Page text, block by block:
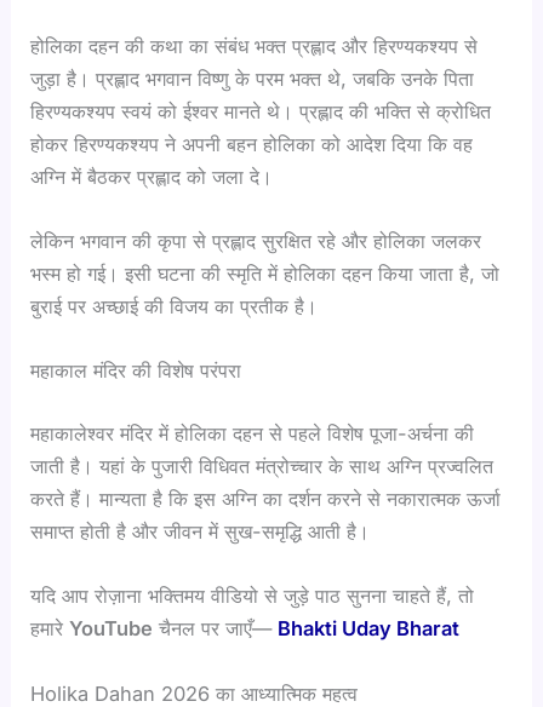
होलिका दहन की कथा का संबंध भक्त प्रह्लाद और हिरण्यकश्यप से
जुड़ा है। प्रह्लाद भगवान विष्णु के परम भक्त थे, जबकि उनके पिता
हिरण्यकश्यप स्वयं को ईश्वर मानते थे। प्रह्लाद की भक्ति से क्रोधित
होकर हिरण्यकश्यप ने अपनी बहन होलिका को आदेश दिया कि वह
अग्नि में बैठकर प्रह्लाद को जला दे।
लेकिन भगवान की कृपा से प्रह्लाद सुरक्षित रहे और होलिका जलकर
भस्म हो गई। इसी घटना की स्मृति में होलिका दहन किया जाता है, जो
बुराई पर अच्छाई की विजय का प्रतीक है।
महाकाल मंदिर की विशेष परंपरा
महाकालेश्वर मंदिर में होलिका दहन से पहले विशेष पूजा-अर्चना की
जाती है। यहां के पुजारी विधिवत मंत्रोच्चार के साथ अग्नि प्रज्वलित
करते हैं। मान्यता है कि इस अग्नि का दर्शन करने से नकारात्मक ऊर्जा
समाप्त होती है और जीवन में सुख-समृद्धि आती है।
यदि आप रोज़ाना भक्तिमय वीडियो से जुड़े पाठ सुनना चाहते हैं, तो
हमारेYouTube चैनल पर जाएँ— Bhakti Uday Bharat
Holika Dahan 2026 का आध्यात्मिक महत्व